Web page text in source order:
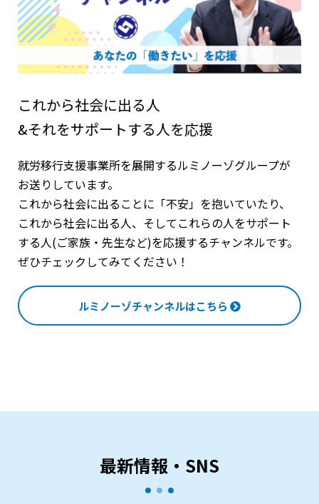
これから社会に出る人
&それをサポートする人を応援
就労移行支援事業所を展開するルミノーゾグループが
お送りしています。
これから社会に出ることに「不安」を抱いていたり、
これから社会に出る人、そしてこれらの人をサポート
する人(ご家族・先生など)を応援するチャンネルです。
ぜひチェックしてみてください！
ルミノーゾチャンネルはこちら
最新情報・SNS